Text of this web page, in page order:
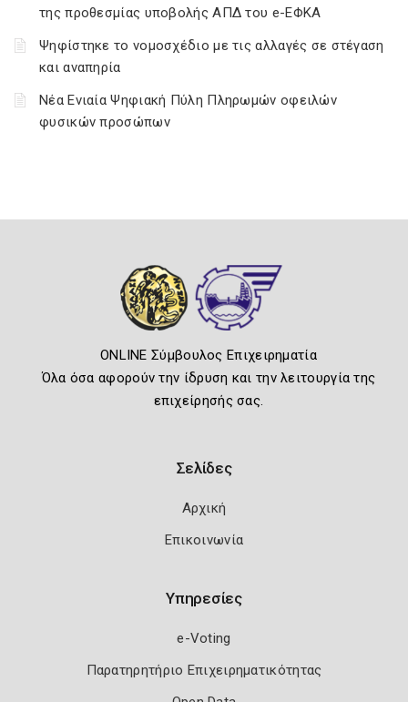
της προθεσμίας υποβολής ΑΠΔ του e-ΕΦΚΑ
Ψηφίστηκε το νομοσχέδιο με τις αλλαγές σε στέγαση
και αναπηρία
Νέα Ενιαία Ψηφιακή Πύλη Πληρωμών οφειλών
φυσικών προσώπων
ONLINE Σύμβουλος Επιχειρηματία
Όλα όσα αφορούν την ίδρυση και την λειτουργία της
επιχείρησής σας.
Σελίδες
Αρχική
Επικοινωνία
Υπηρεσίες
e-Voting
Παρατηρητήριο Επιχειρηματικότητας